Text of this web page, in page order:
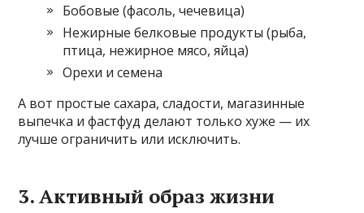
Бобовые (фасоль, чечевица)
Нежирные белковые продукты (рыба,
птица, нежирное мясо, яйца)
Орехи и семена
А вот простые сахара, сладости, магазинные
выпечка и фастфуд делают только хуже — их
лучше ограничить или исключить.
3. Активный образ жизни